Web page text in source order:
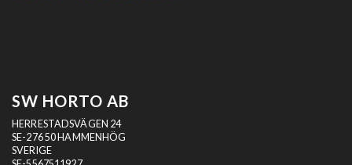
SW HORTO AB
HERRESTADSVÄGEN 24
SE-276 50 HAMMENHÖG
SVERIGE